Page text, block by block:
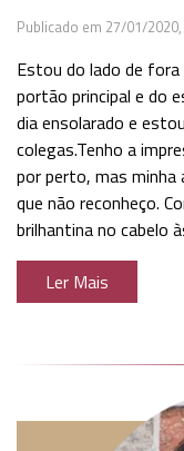
Publicado em 27/01/2020,
Estou do lado de
portão principal e do
dia ensolarado e
colegas.Tenho a
por perto, mas
que não reconheço.
brilhantina no cabelo
Ler Mais